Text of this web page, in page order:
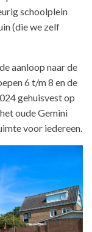
schoolplein
(die we zelf
aanloop naar de
6 t/m 8 en de
gehuisvest op
oude Gemini
voor iedereen.